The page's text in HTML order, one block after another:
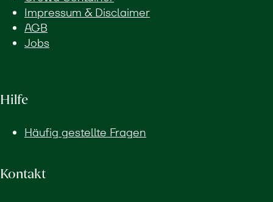
Impressum & Disclaimer
AGB
Jobs
Hilfe
Häufig gestellte Fragen
Kontakt